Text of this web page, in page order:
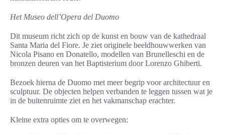
Het Museo dell’Opera del Duomo
Dit museum richt zich op de kunst en bouw van de kathedraal
Santa Maria del Fiore. Je ziet originele beeldhouwwerken van
Nicola Pisano en Donatello, modellen van Brunelleschi en de
bronzen deuren van het Baptisterium door Lorenzo Ghiberti.
Bezoek hierna de Duomo met meer begrip voor architectuur en
sculptuur. De objecten helpen verbanden te leggen tussen wat je
in de buitenruimte ziet en het vakmanschap erachter.
Kleine extra opties om te overwegen: